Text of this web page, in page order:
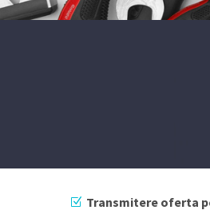
Transmitere oferta